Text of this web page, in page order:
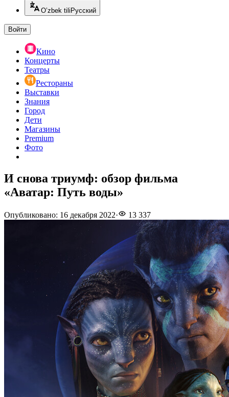
O’zbek tili Русский
Войти
Кино
Концерты
Театры
Рестораны
Выставки
Знания
Город
Дети
Магазины
Premium
Фото
И снова триумф: обзор фильма
«Аватар: Путь воды»
Опубликовано: 16 декабря 2022· 13 337